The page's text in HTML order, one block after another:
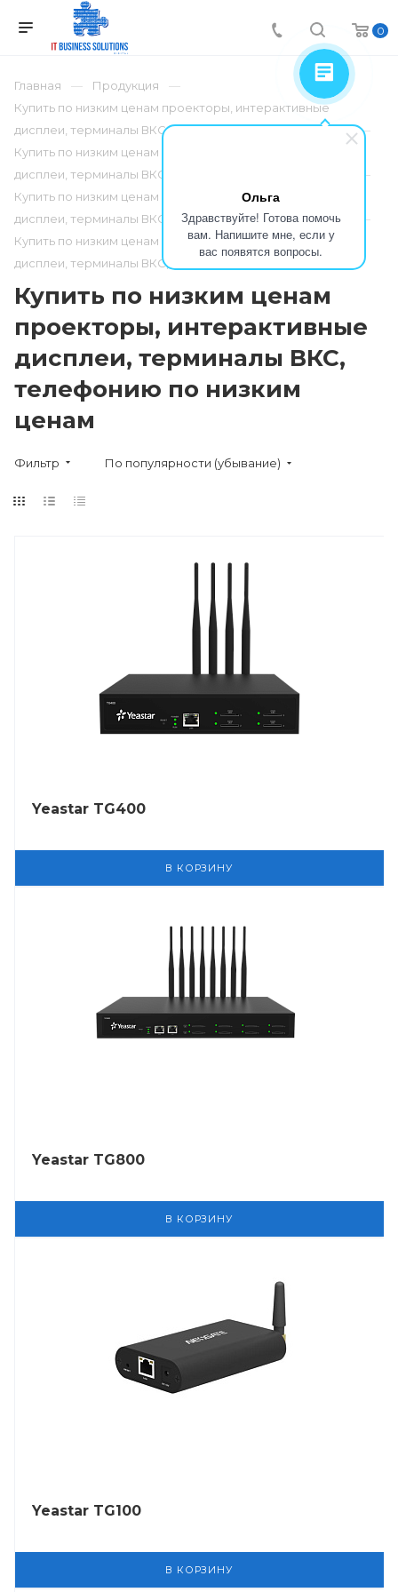
Ольга
Здравствуйте! Готова помочь
вам. Напишите мне, если у
вас появятся вопросы.
0
Главная
Продукция
Купить по низким ценам проекторы, интерактивные
дисплеи, терминалы ВКС, телефонию по низким ценам
Купить по низким ценам проекторы, интерактивные
дисплеи, терминалы ВКС, телефонию по низким ценам
Купить по низким ценам проекторы, интерактивные
дисплеи, терминалы ВКС, телефонию по низким ценам
Купить по низким ценам проекторы, интерактивные
дисплеи, терминалы ВКС, телефонию по низким ценам
Купить по низким ценам
проекторы, интерактивные
дисплеи, терминалы ВКС,
телефонию по низким
ценам
Фильтр По популярности (убывание)
Yeastar TG400
В КОРЗИНУ
Yeastar TG800
В КОРЗИНУ
Yeastar TG100
В КОРЗИНУ